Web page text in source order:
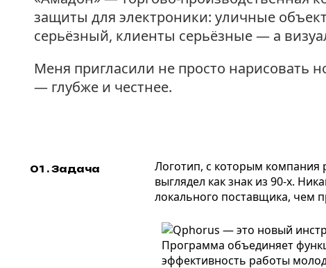
защиты для электроники: уличные
серьёзный, клиенты серьёзные — а
Меня пригласили не просто нарисовать
— глубже и честнее.
01 . Задача
Логотип, с которым
выглядел как знак из 90-х.
локального поставщика, чем